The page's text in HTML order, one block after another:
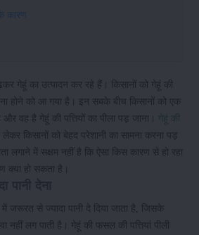
कारण
गेहूं का उत्पादन कर रहे हैं। किसानों को गेहूं की
होने को आ गया है। इन सबके बीच किसानों को एक
वह है गेहूं की पत्तियों का पीला पड़ जाना। गेहूं की
किसानों को बेहद परेशानी का सामना करना पड़
लगाने में सक्षम नहीं है कि ऐसा किस कारण से हो रहा
हो सकता है।
जरूरत से ज्यादा पानी दे दिया जाता है, जिसके
लग पाती है। गेहूं की फसल की पत्तियां पीली